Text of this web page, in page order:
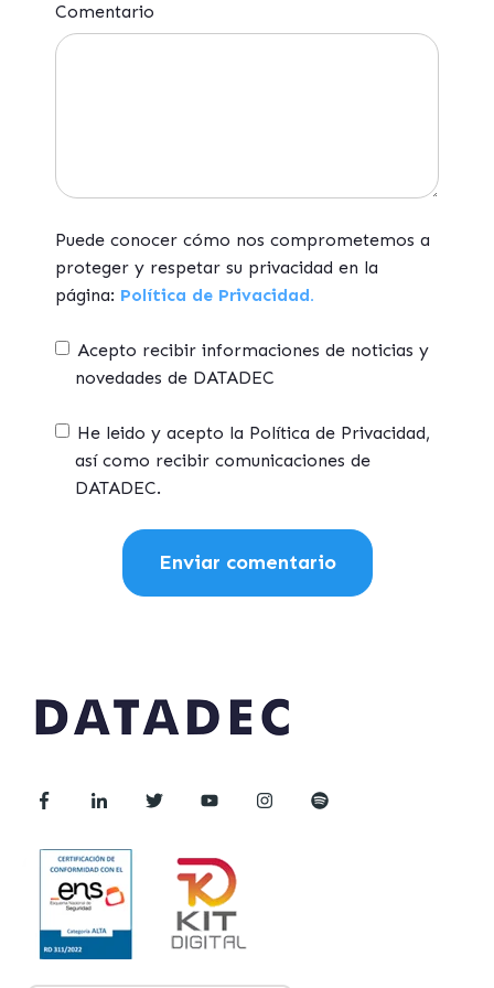
Comentario
Puede conocer cómo nos comprometemos a
proteger y respetar su privacidad en la
página: Política de Privacidad.
Acepto recibir informaciones de noticias y
novedades de DATADEC
He leido y acepto la Política de Privacidad,
así como recibir comunicaciones de
DATADEC.